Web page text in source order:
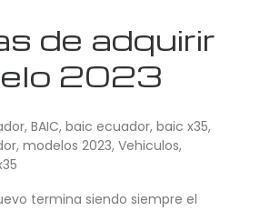
de adquirir
2023
,BAIC,baic ecuador,baic x35,
,modelos 2023,Vehiculos,
termina siendo siempre el